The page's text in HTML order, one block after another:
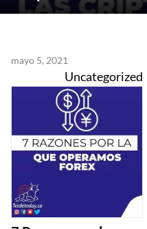
mayo 5, 2021
Uncategorized